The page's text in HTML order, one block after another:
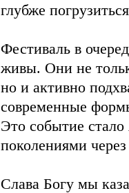
глубже
Фестиваль в
живы. Они не
но и активно
современные
Это событие
поколениями
Слава Богу мы